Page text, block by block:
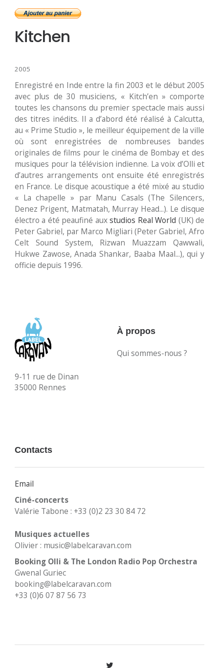
Kitchen
2005
Enregistré en Inde entre la fin 2003 et le début 2005
avec plus de 30 musiciens, « Kitch’en » comporte
toutes les chansons du premier spectacle mais aussi
des titres inédits. Il a d’abord été réalisé à Calcutta,
au « Prime Studio », le meilleur équipement de la ville
où sont enregistrées de nombreuses bandes
originales de films pour le cinéma de Bombay et des
musiques pour la télévision indienne. La voix d’Olli et
d’autres arrangements ont ensuite été enregistrés
en France. Le disque acoustique a été mixé au studio
« La chapelle » par Manu Casals (The Silencers,
Denez Prigent, Matmatah, Murray Head...). Le disque
électro a été peaufiné auxstudios Real World (UK) de
Peter Gabriel, par Marco Migliari (Peter Gabriel, Afro
Celt Sound System, Rizwan Muazzam Qawwali,
Hukwe Zawose, Anada Shankar, Baaba Maal...), qui y
officie depuis 1996.
9-11 rue de Dinan
35000 Rennes
À propos
Qui sommes-nous ?
Contacts
Email
Ciné-concerts
Valérie Tabone : +33 (0)2 23 30 84 72
Musiques actuelles
Olivier : music@labelcaravan.com
Booking Olli & The London Radio Pop Orchestra
Gwenal Guriec
booking@labelcaravan.com
+33 (0)6 07 87 56 73